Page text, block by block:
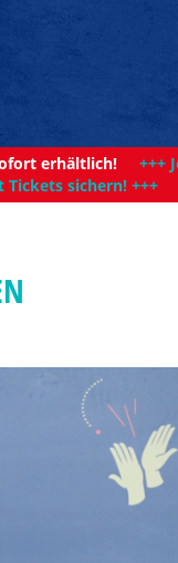
erhältlich! +++
Tickets sichern! +++